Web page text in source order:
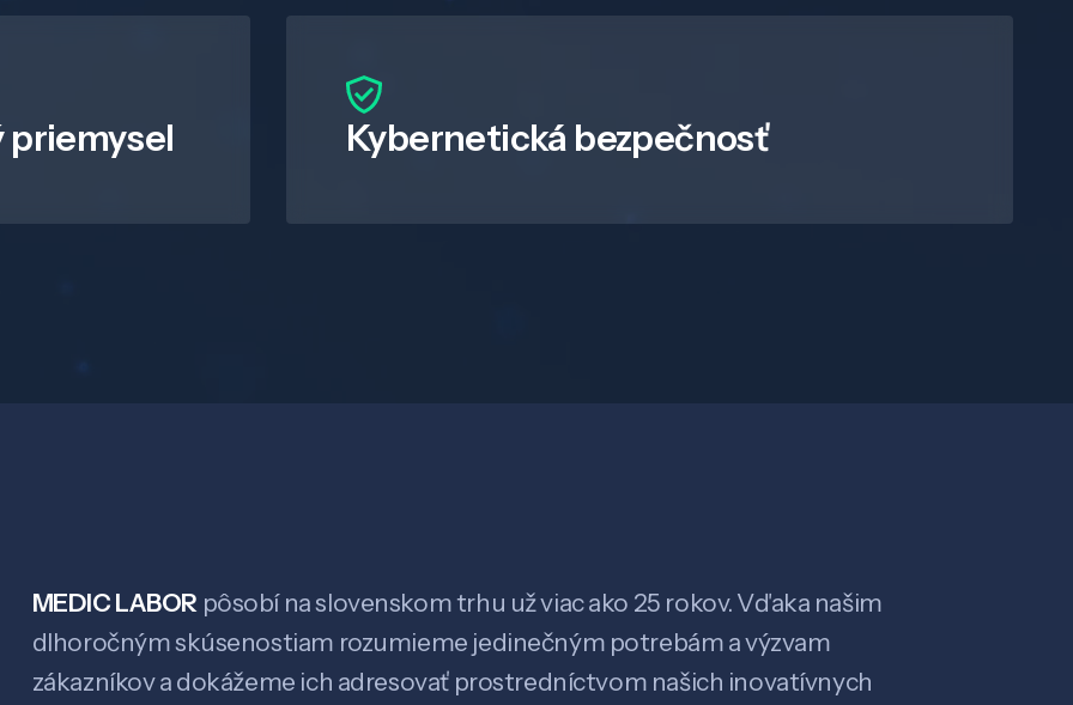
Kybernetická bezpečnosť
MEDIC LABOR pôsobí na slovenskom trhu už viac ako 25 rokov. Vďaka našim
dlhoročným skúsenostiam rozumieme jedinečným potrebám a výzvam
zákazníkov a dokážeme ich adresovať prostredníctvom našich inovatívnych